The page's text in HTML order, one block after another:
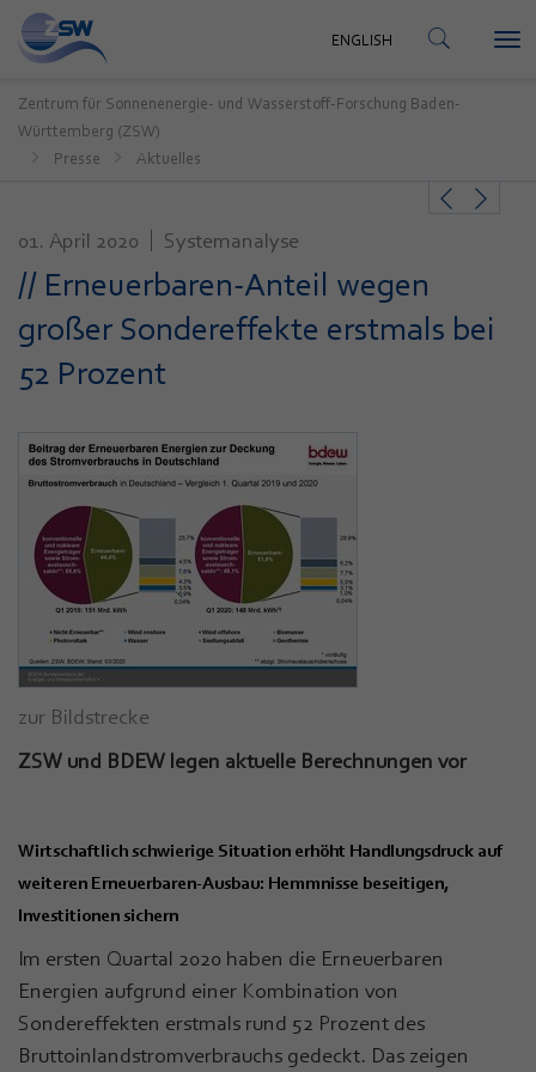
KONTAKT
ENGLISH
Zentrum für Sonnenenergie- und Wasserstoff-Forschung Baden-
Württemberg (ZSW)
Presse
Aktuelles
01. April 2020 Systemanalyse
// Erneuerbaren-Anteil wegen
großer Sondereffekte erstmals bei
52 Prozent
zur Bildstrecke
ZSW und BDEW legen aktuelle Berechnungen vor
Wirtschaftlich schwierige Situation erhöht Handlungsdruck auf
weiteren Erneuerbaren-Ausbau: Hemmnisse beseitigen,
Investitionen sichern
Im ersten Quartal 2020 haben die Erneuerbaren
Energien aufgrund einer Kombination von
Sondereffekten erstmals rund 52 Prozent des
Bruttoinlandstromverbrauchs gedeckt. Das zeigen